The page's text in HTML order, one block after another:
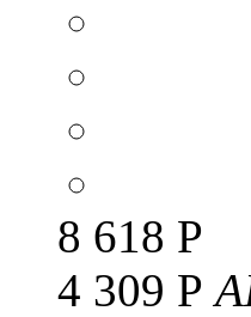
8 618 Р
4 309 Р